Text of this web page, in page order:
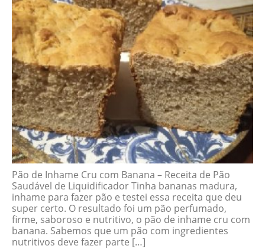
Pão de Inhame Cru com Banana – Receita de Pão
Saudável de Liquidificador Tinha bananas madura,
inhame para fazer pão e testei essa receita que deu
super certo. O resultado foi um pão perfumado,
firme, saboroso e nutritivo, o pão de inhame cru com
banana. Sabemos que um pão com ingredientes
nutritivos deve fazer parte […]